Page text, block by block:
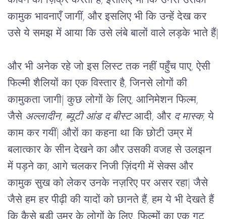
कामुक भावनाएँ जागीं, और इसलिए भी कि उन्हें देख कर
उसे ये समझ में आया कि उसे लंबे बालों वाले लड़के भाते हैं|
और भी अनेक रहे जो इस लिस्ट तक नहीं पहुँच पाए, ऐसी
फिल्मी शैलियों का एक विस्तार है, जिनसे लोगों की
कामुकता जागी कुछ लोगों के लिए, आनिमेशन फिल्म,
जैसे अल्लादीन, ब्यूटी आंड द बीस्ट आदी, और द मास्क, ये
काम कर गयीं औरों का कहना था कि छोटी उम्र में
बलात्कार के सीन देखने का और उसकी वजह से उलझन
में पड़ने का, आगे चलकर निजी ज़िंदगी में सेक्स और
कामुक सुख को लेकर उनके नज़रिए पर असर रहा जैसे
जैसे हम हर पीढ़ी की यादों को छानते हैं, हम ये भी देखते हैं